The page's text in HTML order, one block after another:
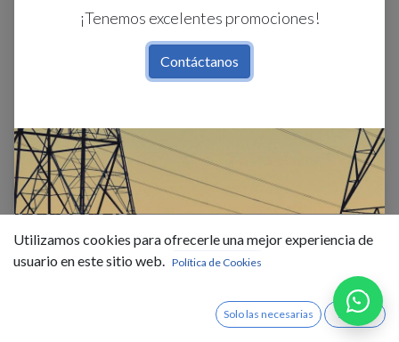
¡Tenemos excelentes promociones!
Contáctanos
Estaca Solar Led Plastico 1.2w 5k
Ip65 Negro
$9,50 IVA Incluido
Utilizamos cookies para ofrecerle una mejor experiencia de
usuario en este sitio web. Política de Cookies
Solo las necesarias Acepto